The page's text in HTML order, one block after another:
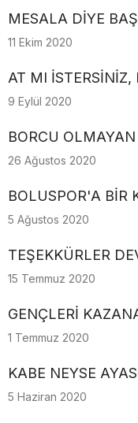
MESALA DİYE
11 Ekim 2020
AT MI İSTERSİNİZ,
9 Eylül 2020
BORCU
26 Ağustos 2020
BOLUSPOR'A BİR
5 Ağustos 2020
TEŞEKKÜRLER
15 Temmuz 2020
GENÇLERİ
1 Temmuz 2020
KABE NEYSE
5 Haziran 2020